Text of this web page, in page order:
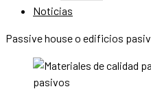
Noticias
Passive house o edificios